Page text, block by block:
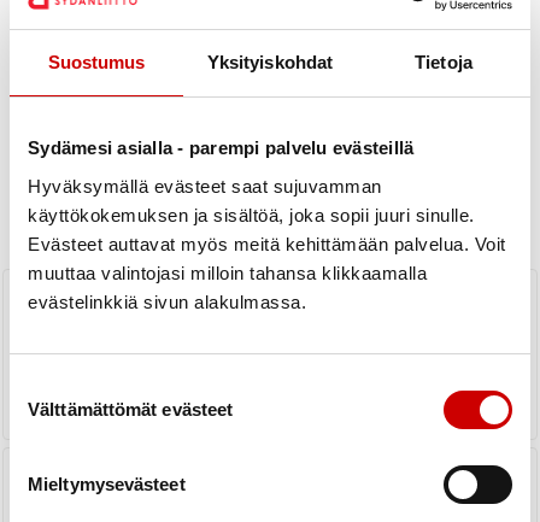
Suostumus Yksityiskohdat Tietoja
Sydämesi asialla - parempi palvelu evästeillä
Hyväksymällä evästeet saat sujuvamman
käyttökokemuksen ja sisältöä, joka sopii juuri sinulle.
Evästeet auttavat myös meitä kehittämään palvelua. Voit
muuttaa valintojasi milloin tahansa klikkaamalla
evästelinkkiä sivun alakulmassa.
Välttämättömät evästeet
Mieltymysevästeet
Uutiset
Yhdistys Piiri KAIKKI UUTISET
Palveluopas ähtäriläisille
ikäihmisille ja tukea tarvitseville